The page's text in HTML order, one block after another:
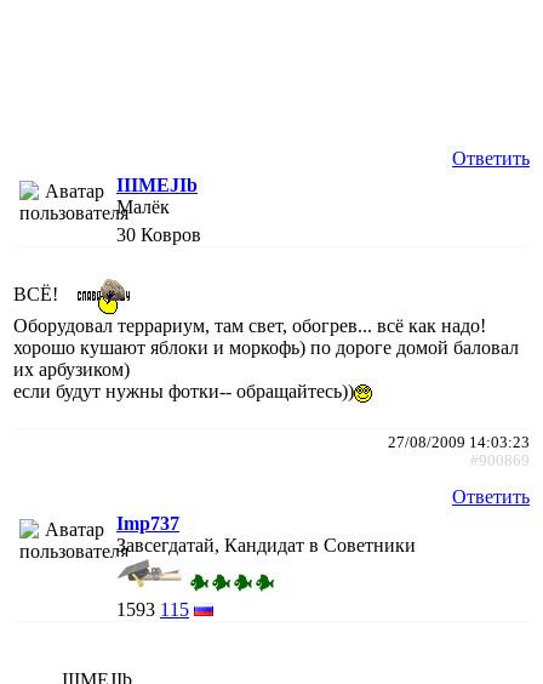
Ответить
IIIMEJIb
Малёк
30 Ковров
ВСЁ!
Оборудовал террариум, там свет, обогрев... всё как надо!
хорошо кушают яблоки и моркофь) по дороге домой баловал
их арбузиком)
если будут нужны фотки-- обращайтесь))
27/08/2009 14:03:23
#900869
Ответить
Imp737
Завсегдатай, Кандидат в Советники
1593 115
IIIMEJIb